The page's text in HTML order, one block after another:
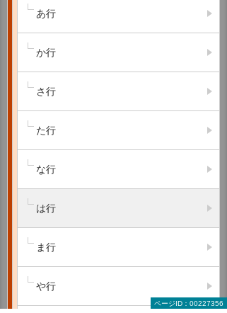
ページID：00227356
あ行
か行
さ行
た行
な行
は行
ま行
や行